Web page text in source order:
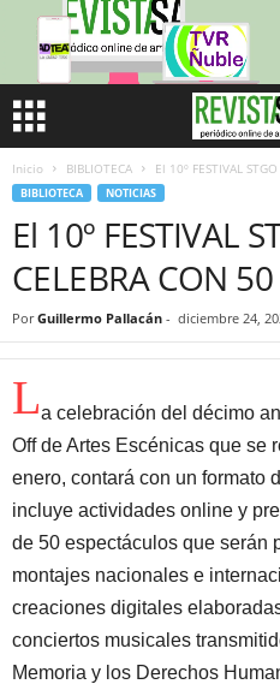
Inicio BIBLIOTECA El 10º FESTIVAL
BIBLIOTECA NOTICIAS
El 10º FESTIVAL
CELEBRA CON
Por Guillermo Pallacán - diciembre 24,
La celebración del décimo
Off de Artes Escénicas que se
enero, contará con un formato
incluye actividades online y
de 50 espectáculos que serán
montajes nacionales e
creaciones digitales
conciertos musicales
Memoria y los Derechos